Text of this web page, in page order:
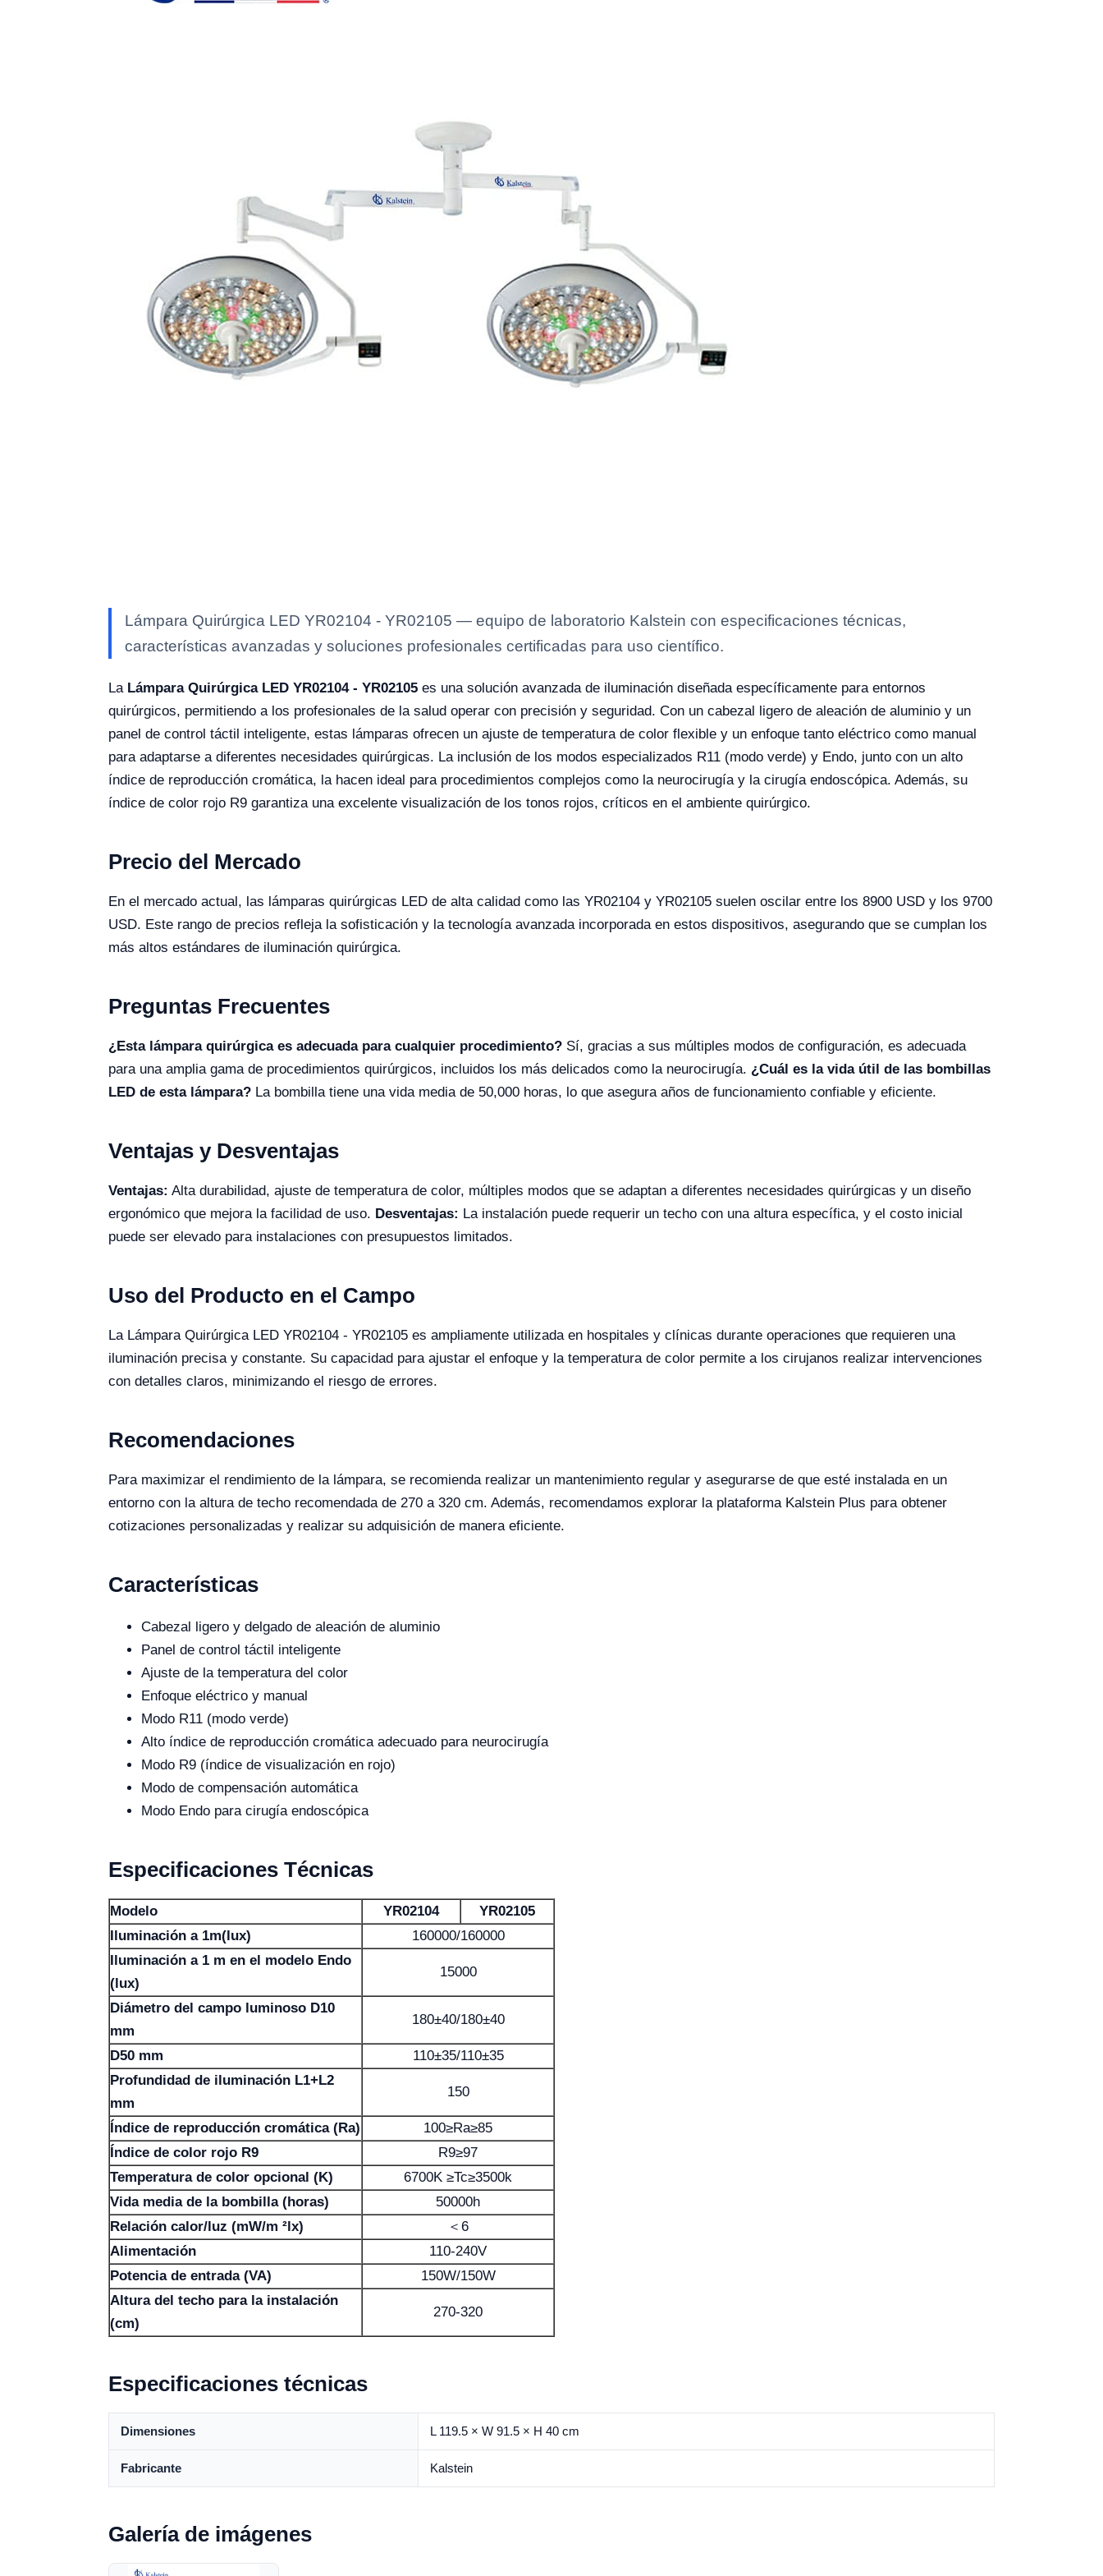
Lámpara Quirúrgica LED YR02104 - YR02105 — equipo de laboratorio Kalstein con especificaciones técnicas,
características avanzadas y soluciones profesionales certificadas para uso científico.
La Lámpara Quirúrgica LED YR02104 - YR02105 es una solución avanzada de iluminación diseñada específicamente para entornos
quirúrgicos, permitiendo a los profesionales de la salud operar con precisión y seguridad. Con un cabezal ligero de aleación de aluminio y un
panel de control táctil inteligente, estas lámparas ofrecen un ajuste de temperatura de color flexible y un enfoque tanto eléctrico como manual
para adaptarse a diferentes necesidades quirúrgicas. La inclusión de los modos especializados R11 (modo verde) y Endo, junto con un alto
índice de reproducción cromática, la hacen ideal para procedimientos complejos como la neurocirugía y la cirugía endoscópica. Además, su
índice de color rojo R9 garantiza una excelente visualización de los tonos rojos, críticos en el ambiente quirúrgico.
Precio del Mercado
En el mercado actual, las lámparas quirúrgicas LED de alta calidad como las YR02104 y YR02105 suelen oscilar entre los 8900 USD y los 9700
USD. Este rango de precios refleja la sofisticación y la tecnología avanzada incorporada en estos dispositivos, asegurando que se cumplan los
más altos estándares de iluminación quirúrgica.
Preguntas Frecuentes
¿Esta lámpara quirúrgica es adecuada para cualquier procedimiento? Sí, gracias a sus múltiples modos de configuración, es adecuada
para una amplia gama de procedimientos quirúrgicos, incluidos los más delicados como la neurocirugía. ¿Cuál es la vida útil de las bombillas
LED de esta lámpara? La bombilla tiene una vida media de 50,000 horas, lo que asegura años de funcionamiento confiable y eficiente.
Ventajas y Desventajas
Ventajas: Alta durabilidad, ajuste de temperatura de color, múltiples modos que se adaptan a diferentes necesidades quirúrgicas y un diseño
ergonómico que mejora la facilidad de uso. Desventajas: La instalación puede requerir un techo con una altura específica, y el costo inicial
puede ser elevado para instalaciones con presupuestos limitados.
Uso del Producto en el Campo
La Lámpara Quirúrgica LED YR02104 - YR02105 es ampliamente utilizada en hospitales y clínicas durante operaciones que requieren una
iluminación precisa y constante. Su capacidad para ajustar el enfoque y la temperatura de color permite a los cirujanos realizar intervenciones
con detalles claros, minimizando el riesgo de errores.
Recomendaciones
Para maximizar el rendimiento de la lámpara, se recomienda realizar un mantenimiento regular y asegurarse de que esté instalada en un
entorno con la altura de techo recomendada de 270 a 320 cm. Además, recomendamos explorar la plataforma Kalstein Plus para obtener
cotizaciones personalizadas y realizar su adquisición de manera eficiente.
Características
Cabezal ligero y delgado de aleación de aluminio
Panel de control táctil inteligente
Ajuste de la temperatura del color
Enfoque eléctrico y manual
Modo R11 (modo verde)
Alto índice de reproducción cromática adecuado para neurocirugía
Modo R9 (índice de visualización en rojo)
Modo de compensación automática
Modo Endo para cirugía endoscópica
Especificaciones Técnicas
Modelo YR02104
YR02105
Iluminación a 1m(lux)
160000/160000
Iluminación a 1 m en el modelo Endo
(lux)
15000
Diámetro del campo luminoso D10
mm
180±40/180±40
D50 mm
110±35/110±35
Profundidad de iluminación L1+L2
mm
150
Índice de reproducción cromática (Ra)
100≥Ra≥85
Índice de color rojo R9
R9≥97
Temperatura de color opcional (K)
6700K ≥Tc≥3500k
Vida media de la bombilla (horas)
50000h
Relación calor/luz (mW/m ²lx)
＜6
Alimentación
110-240V
Potencia de entrada (VA)
150W/150W
Altura del techo para la instalación
(cm)
270-320
Especificaciones técnicas
Dimensiones L 119.5 × W 91.5 × H 40 cm
Fabricante Kalstein
Galería de imágenes